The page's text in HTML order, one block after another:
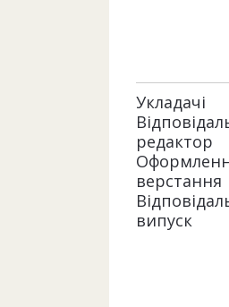
Укладачі
редактор
верстання
випуск